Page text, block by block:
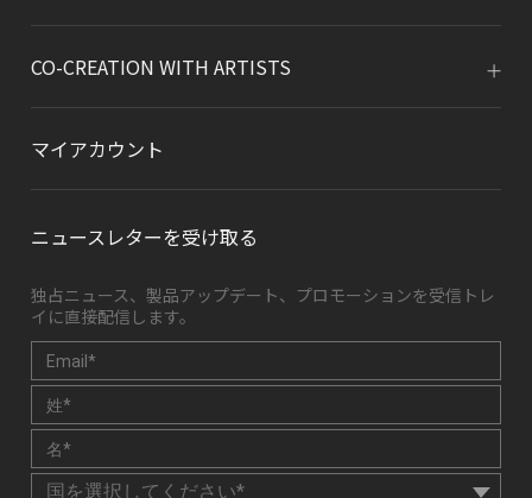
CO-CREATION WITH ARTISTS
マイアカウント
ニュースレターを受け取る
独占ニュース、製品アップデート、プロモーションを受信トレ
イに直接配信します。